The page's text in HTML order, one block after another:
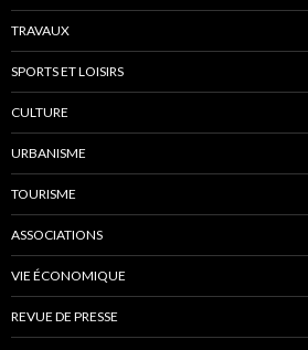
TRAVAUX
SPORTS ET LOISIRS
CULTURE
URBANISME
TOURISME
ASSOCIATIONS
VIE ÉCONOMIQUE
REVUE DE PRESSE